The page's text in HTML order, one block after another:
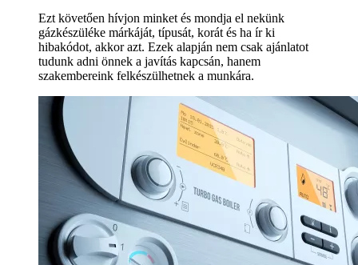
Ezt követően hívjon minket és mondja el nekünk
gázkészüléke márkáját, típusát, korát és ha ír ki
hibakódot, akkor azt. Ezek alapján nem csak ajánlatot
tudunk adni önnek a javítás kapcsán, hanem
szakembereink felkészülhetnek a munkára.